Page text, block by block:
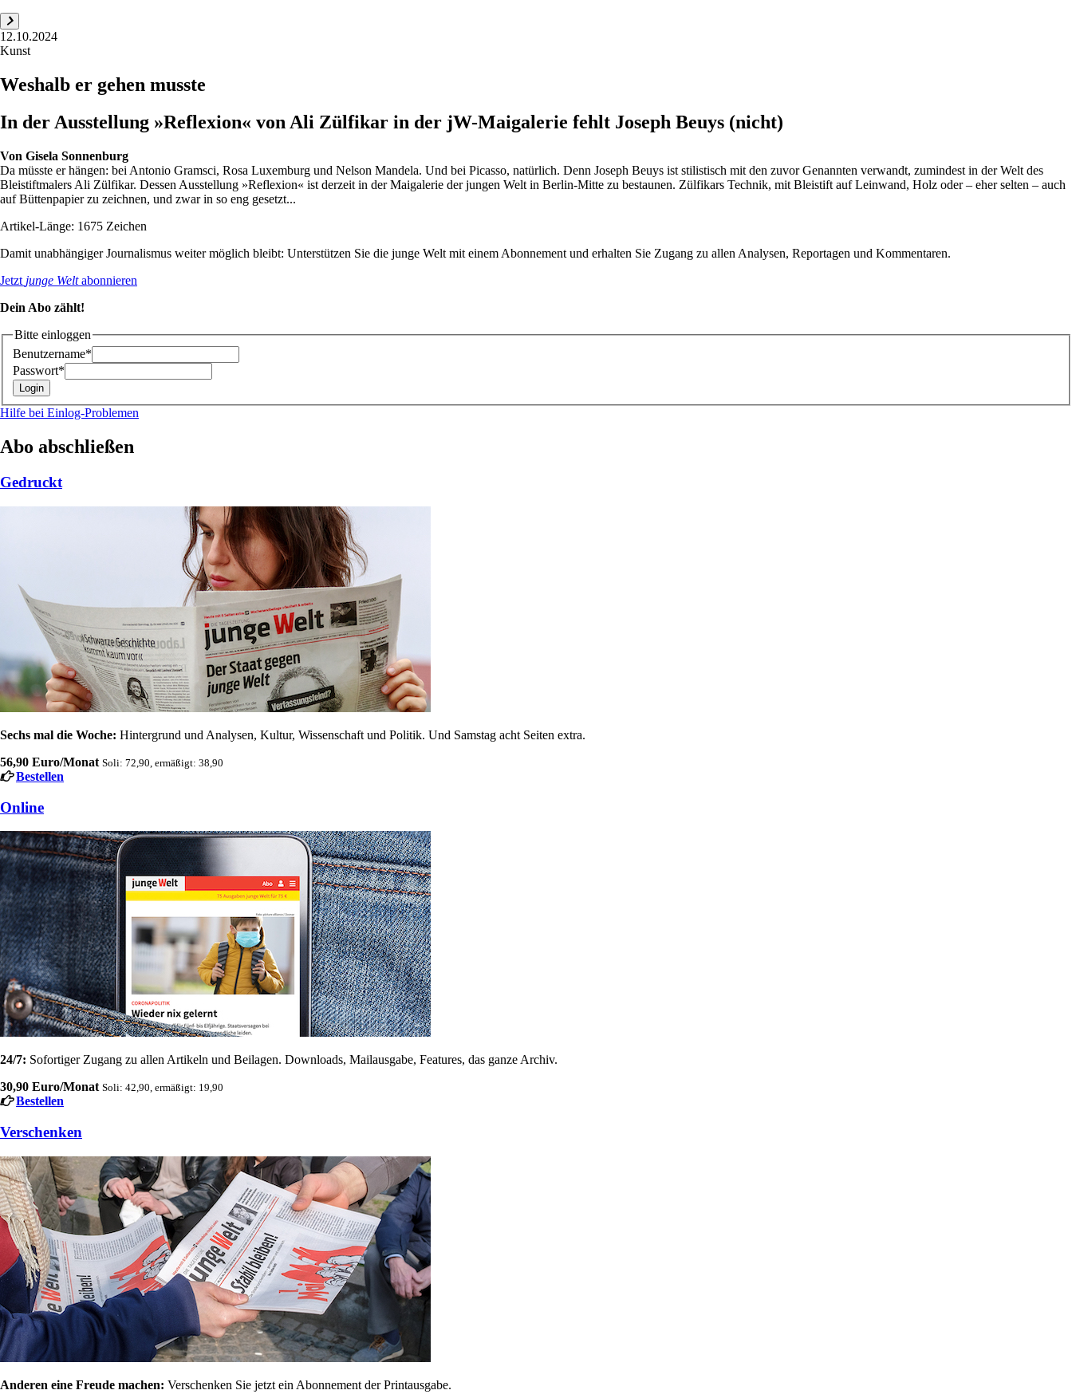
12.10.2024
Kunst
Weshalb er gehen musste
In der Ausstellung »Reflexion« von Ali Zülfikar in der jW-Maigalerie fehlt Joseph Beuys (nicht)
Von Gisela Sonnenburg
Da müsste er hängen: bei Antonio Gramsci, Rosa Luxemburg und Nelson Mandela. Und bei Picasso, natürlich. Denn Joseph Beuys ist stilistisch mit den zuvor Genannten verwandt, zumindest in der Welt des
Bleistiftmalers Ali Zülfikar. Dessen Ausstellung »Reflexion« ist derzeit in der Maigalerie der jungen Welt in Berlin-Mitte zu bestaunen. Zülfikars Technik, mit Bleistift auf Leinwand, Holz oder – eher selten – auch
auf Büttenpapier zu zeichnen, und zwar in so eng gesetzt...
Artikel-Länge: 1675 Zeichen
Damit unabhängiger Journalismus weiter möglich bleibt: Unterstützen Sie die junge Welt mit einem Abonnement und erhalten Sie Zugang zu allen Analysen, Reportagen und Kommentaren.
Jetzt junge Weltabonnieren
Dein Abo zählt!
Bitte einloggen
Benutzername*
Passwort*
Hilfe bei Einlog-Problemen
Abo abschließen
Gedruckt
Sechs mal die Woche: Hintergrund und Analysen, Kultur, Wissenschaft und Politik. Und Samstag acht Seiten extra.
56,90 Euro/Monat Soli: 72,90, ermäßigt: 38,90
Bestellen
Online
24/7: Sofortiger Zugang zu allen Artikeln und Beilagen. Downloads, Mailausgabe, Features, das ganze Archiv.
30,90 Euro/Monat Soli: 42,90, ermäßigt: 19,90
Bestellen
Verschenken
Anderen eine Freude machen: Verschenken Sie jetzt ein Abonnement der Printausgabe.